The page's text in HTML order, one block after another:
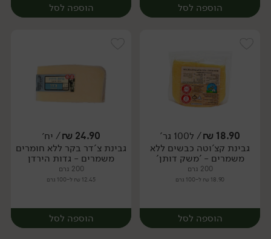
הוספה לסל
יח׳
הוספה לסל
יח׳
18.90
₪/ ל100 גר'
גבינת קצ'וטה כבשים ללא
משמרים - 'משק דותן'
200 גרם
18.90 ₪ ל-100 גרם
הוספה לסל
24.90
₪/ יח׳
גבינת צ'דר בקר ללא חומרים
משמרים - גדות הירדן
200 גרם
12.45 ₪ ל-100 גרם
הוספה לסל